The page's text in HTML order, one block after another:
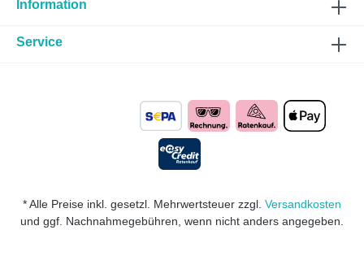
Information
Service
* Alle Preise inkl. gesetzl. Mehrwertsteuer zzgl. Versandkosten
und ggf. Nachnahmegebühren, wenn nicht anders angegeben.